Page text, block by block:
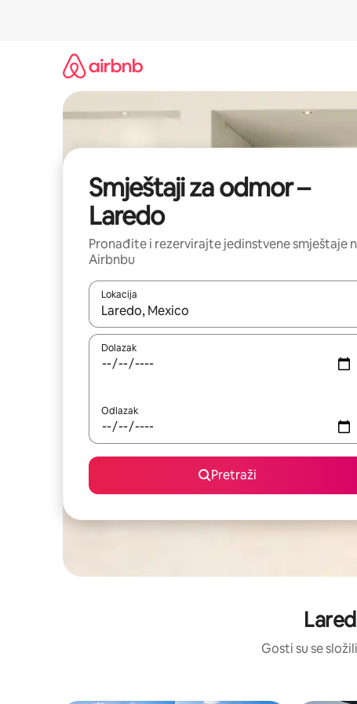
Smještaji za odmor –
Laredo
Pronađite i rezervirajte jedinstvene smještaje
Airbnbu
Lokacija
Kada budu dostupni rezultati, moći ćete ih
Dolazak
Odlazak
Pretraži
Gosti su se